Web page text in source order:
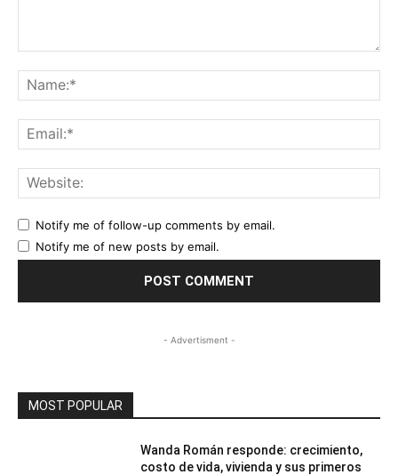
Notify me of follow-up comments by email.
Notify me of new posts by email.
- Advertisment -
MOST POPULAR
Wanda Román responde: crecimiento,
costo de vida, vivienda y sus primeros